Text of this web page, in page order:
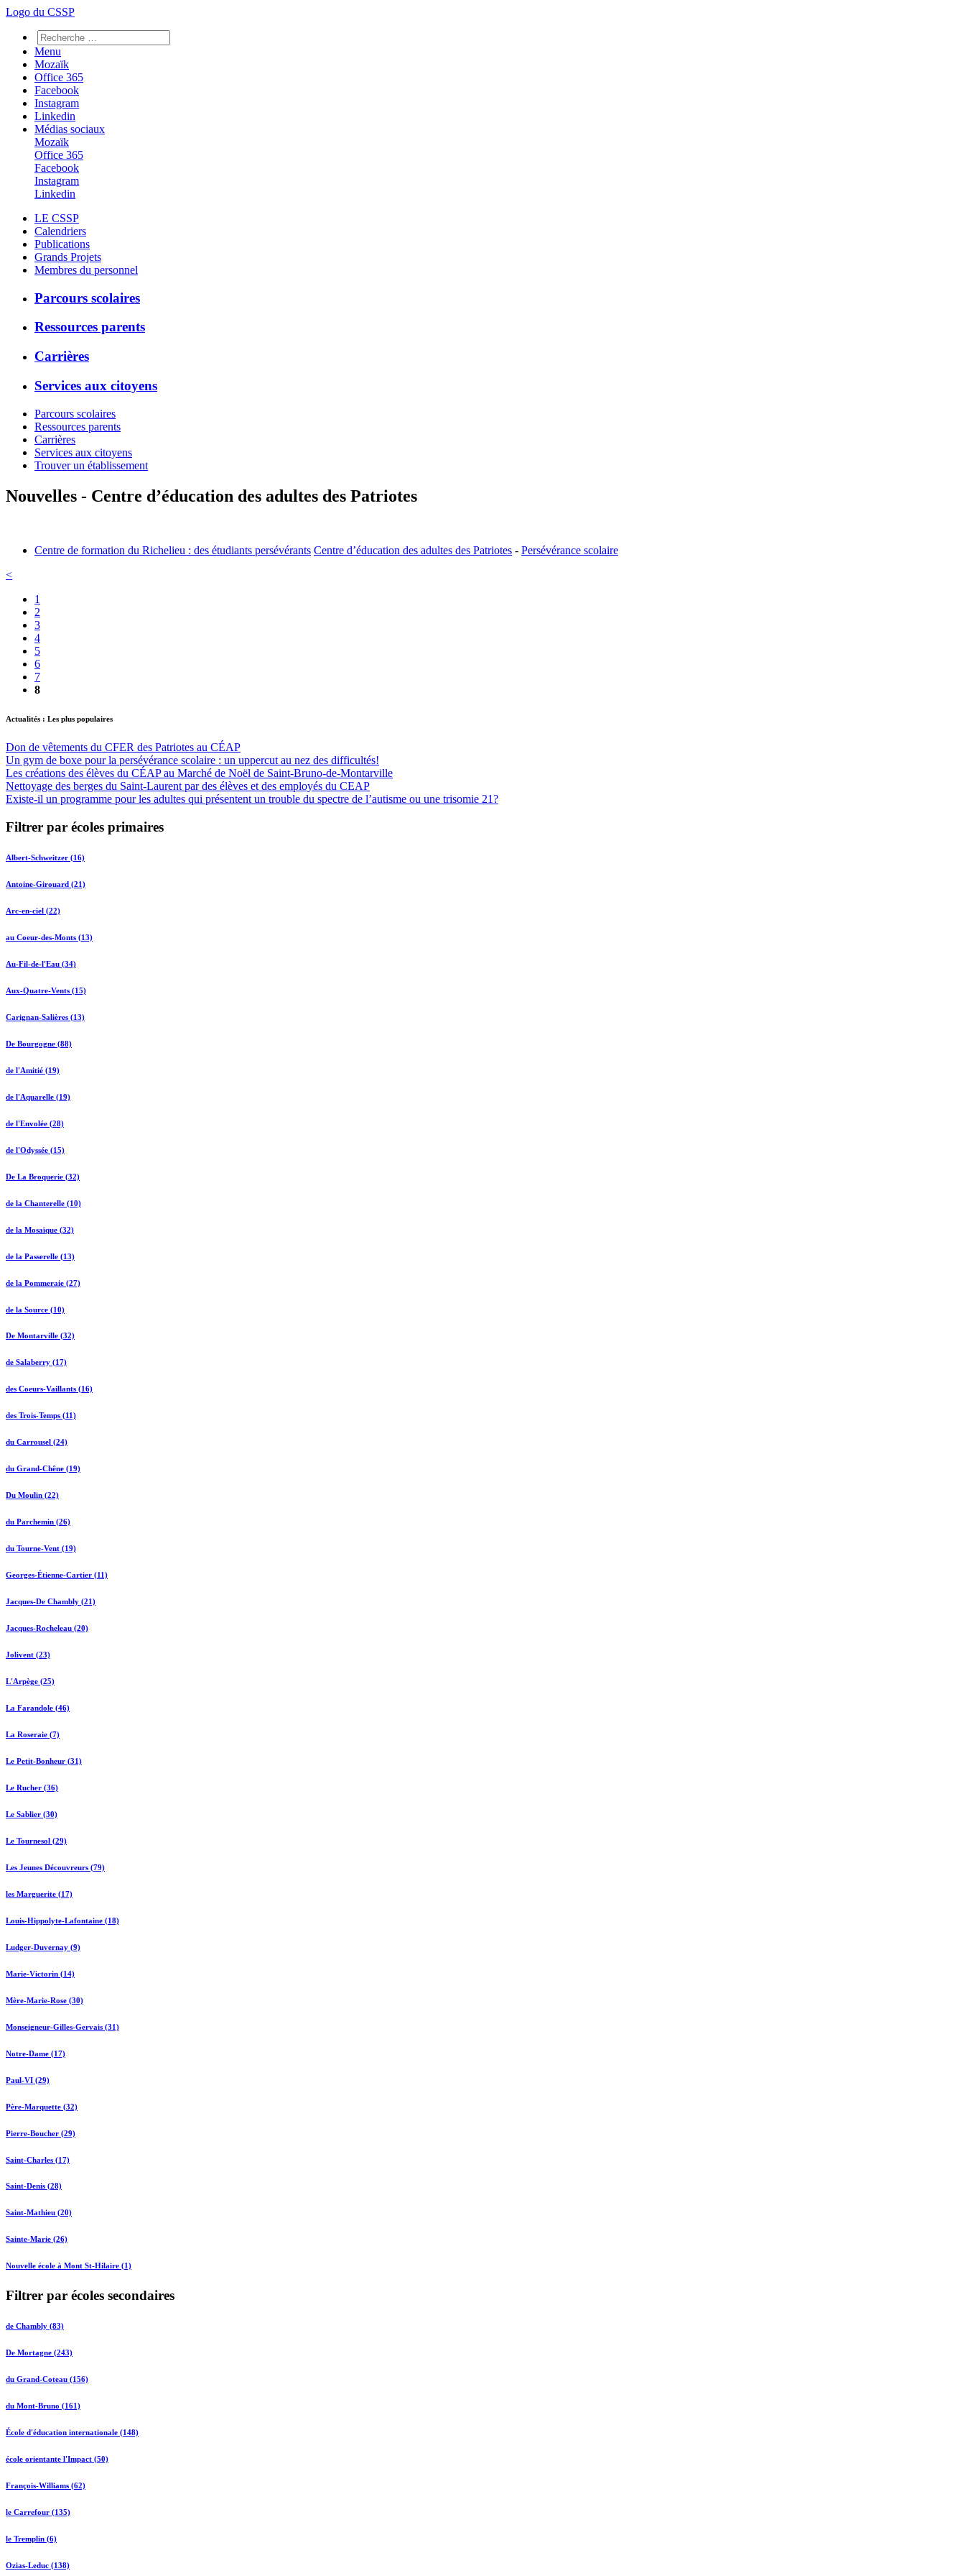
Logo du CSSP
Menu
Mozaïk
Office 365
Facebook
Instagram
Linkedin
Médias sociaux
Mozaïk
Office 365
Facebook
Instagram
Linkedin
LE CSSP
Calendriers
Publications
Grands Projets
Membres du personnel
Parcours scolaires
Ressources parents
Carrières
Services aux citoyens
Parcours scolaires
Ressources parents
Carrières
Services aux citoyens
Trouver un établissement
Nouvelles - Centre d’éducation des adultes des Patriotes
Centre de formation du Richelieu : des étudiants persévérants Centre d’éducation des adultes des Patriotes - Persévérance scolaire
<
1
2
3
4
5
6
7
8
Actualités : Les plus populaires
Don de vêtements du CFER des Patriotes au CÉAP
Un gym de boxe pour la persévérance scolaire : un uppercut au nez des difficultés!
Les créations des élèves du CÉAP au Marché de Noël de Saint-Bruno-de-Montarville
Nettoyage des berges du Saint-Laurent par des élèves et des employés du CEAP
Existe-il un programme pour les adultes qui présentent un trouble du spectre de l’autisme ou une trisomie 21?
Filtrer par écoles primaires
Albert-Schweitzer (16)
Antoine-Girouard (21)
Arc-en-ciel (22)
au Coeur-des-Monts (13)
Au-Fil-de-l'Eau (34)
Aux-Quatre-Vents (15)
Carignan-Salières (13)
De Bourgogne (88)
de l'Amitié (19)
de l'Aquarelle (19)
de l'Envolée (28)
de l'Odyssée (15)
De La Broquerie (32)
de la Chanterelle (10)
de la Mosaïque (32)
de la Passerelle (13)
de la Pommeraie (27)
de la Source (10)
De Montarville (32)
de Salaberry (17)
des Coeurs-Vaillants (16)
des Trois-Temps (11)
du Carrousel (24)
du Grand-Chêne (19)
Du Moulin (22)
du Parchemin (26)
du Tourne-Vent (19)
Georges-Étienne-Cartier (11)
Jacques-De Chambly (21)
Jacques-Rocheleau (20)
Jolivent (23)
L'Arpège (25)
La Farandole (46)
La Roseraie (7)
Le Petit-Bonheur (31)
Le Rucher (36)
Le Sablier (30)
Le Tournesol (29)
Les Jeunes Découvreurs (79)
les Marguerite (17)
Louis-Hippolyte-Lafontaine (18)
Ludger-Duvernay (9)
Marie-Victorin (14)
Mère-Marie-Rose (30)
Monseigneur-Gilles-Gervais (31)
Notre-Dame (17)
Paul-VI (29)
Père-Marquette (32)
Pierre-Boucher (29)
Saint-Charles (17)
Saint-Denis (28)
Saint-Mathieu (20)
Sainte-Marie (26)
Nouvelle école à Mont St-Hilaire (1)
Filtrer par écoles secondaires
de Chambly (83)
De Mortagne (243)
du Grand-Coteau (156)
du Mont-Bruno (161)
École d'éducation internationale (148)
école orientante l'Impact (50)
François-Williams (62)
le Carrefour (135)
le Tremplin (6)
Ozias-Leduc (138)